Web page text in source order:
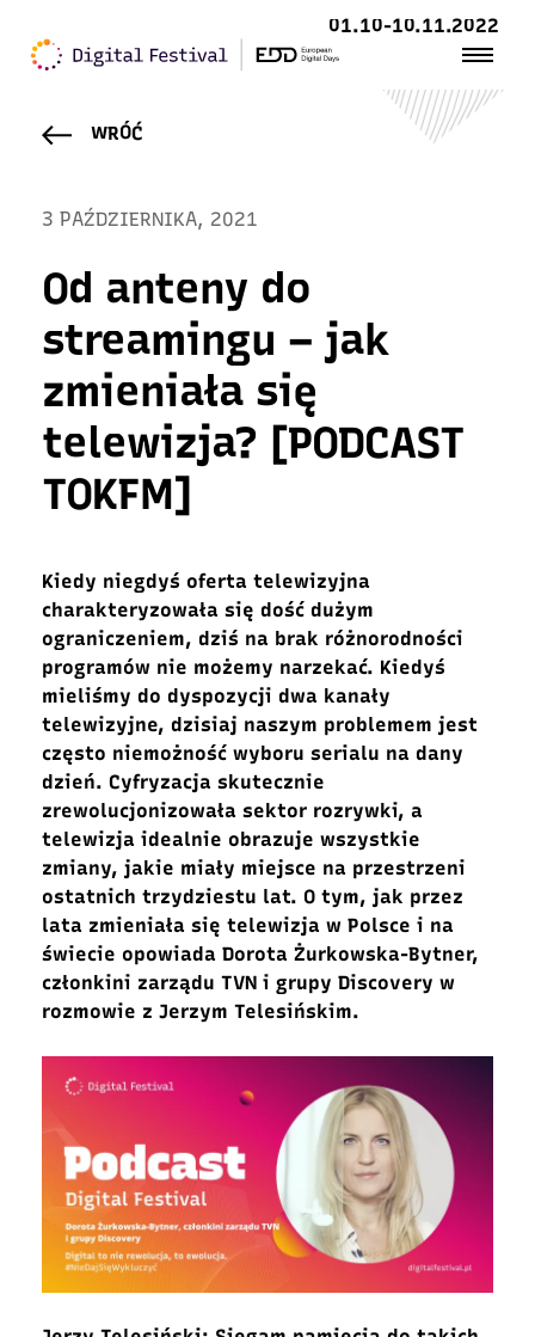
01.10-10.11.2022
WRÓĆ
3 PAŹDZIERNIKA, 2021
Od anteny do
streamingu – jak
zmieniała się
telewizja? [PODCAST
TOKFM]
Kiedy niegdyś oferta telewizyjna
charakteryzowała się dość dużym
ograniczeniem, dziś na brak różnorodności
programów nie możemy narzekać. Kiedyś
mieliśmy do dyspozycji dwa kanały
telewizyjne, dzisiaj naszym problemem jest
często niemożność wyboru serialu na dany
dzień. Cyfryzacja skutecznie
zrewolucjonizowała sektor rozrywki, a
telewizja idealnie obrazuje wszystkie
zmiany, jakie miały miejsce na przestrzeni
ostatnich trzydziestu lat. O tym, jak przez
lata zmieniała się telewizja w Polsce i na
świecie opowiada Dorota Żurkowska-Bytner,
członkini zarządu TVN i grupy Discovery w
rozmowie z Jerzym Telesińskim.